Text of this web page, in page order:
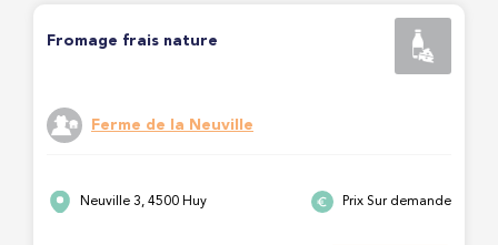
Fromage frais nature
Ferme de la Neuville
Neuville 3, 4500 Huy Prix Sur demande